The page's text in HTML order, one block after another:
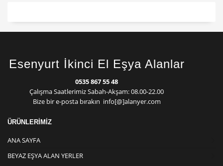
Esenyurt İkinci El Eşya Alanlar
0535 867 55 48
Çalışma Saatlerimiz Sabah-Akşam: 08.00-22.00
Bize bir e-posta bırakın info[@]alanyer.com
ÜRÜNLERİMİZ
ANA SAYFA
BEYAZ EŞYA ALAN YERLER